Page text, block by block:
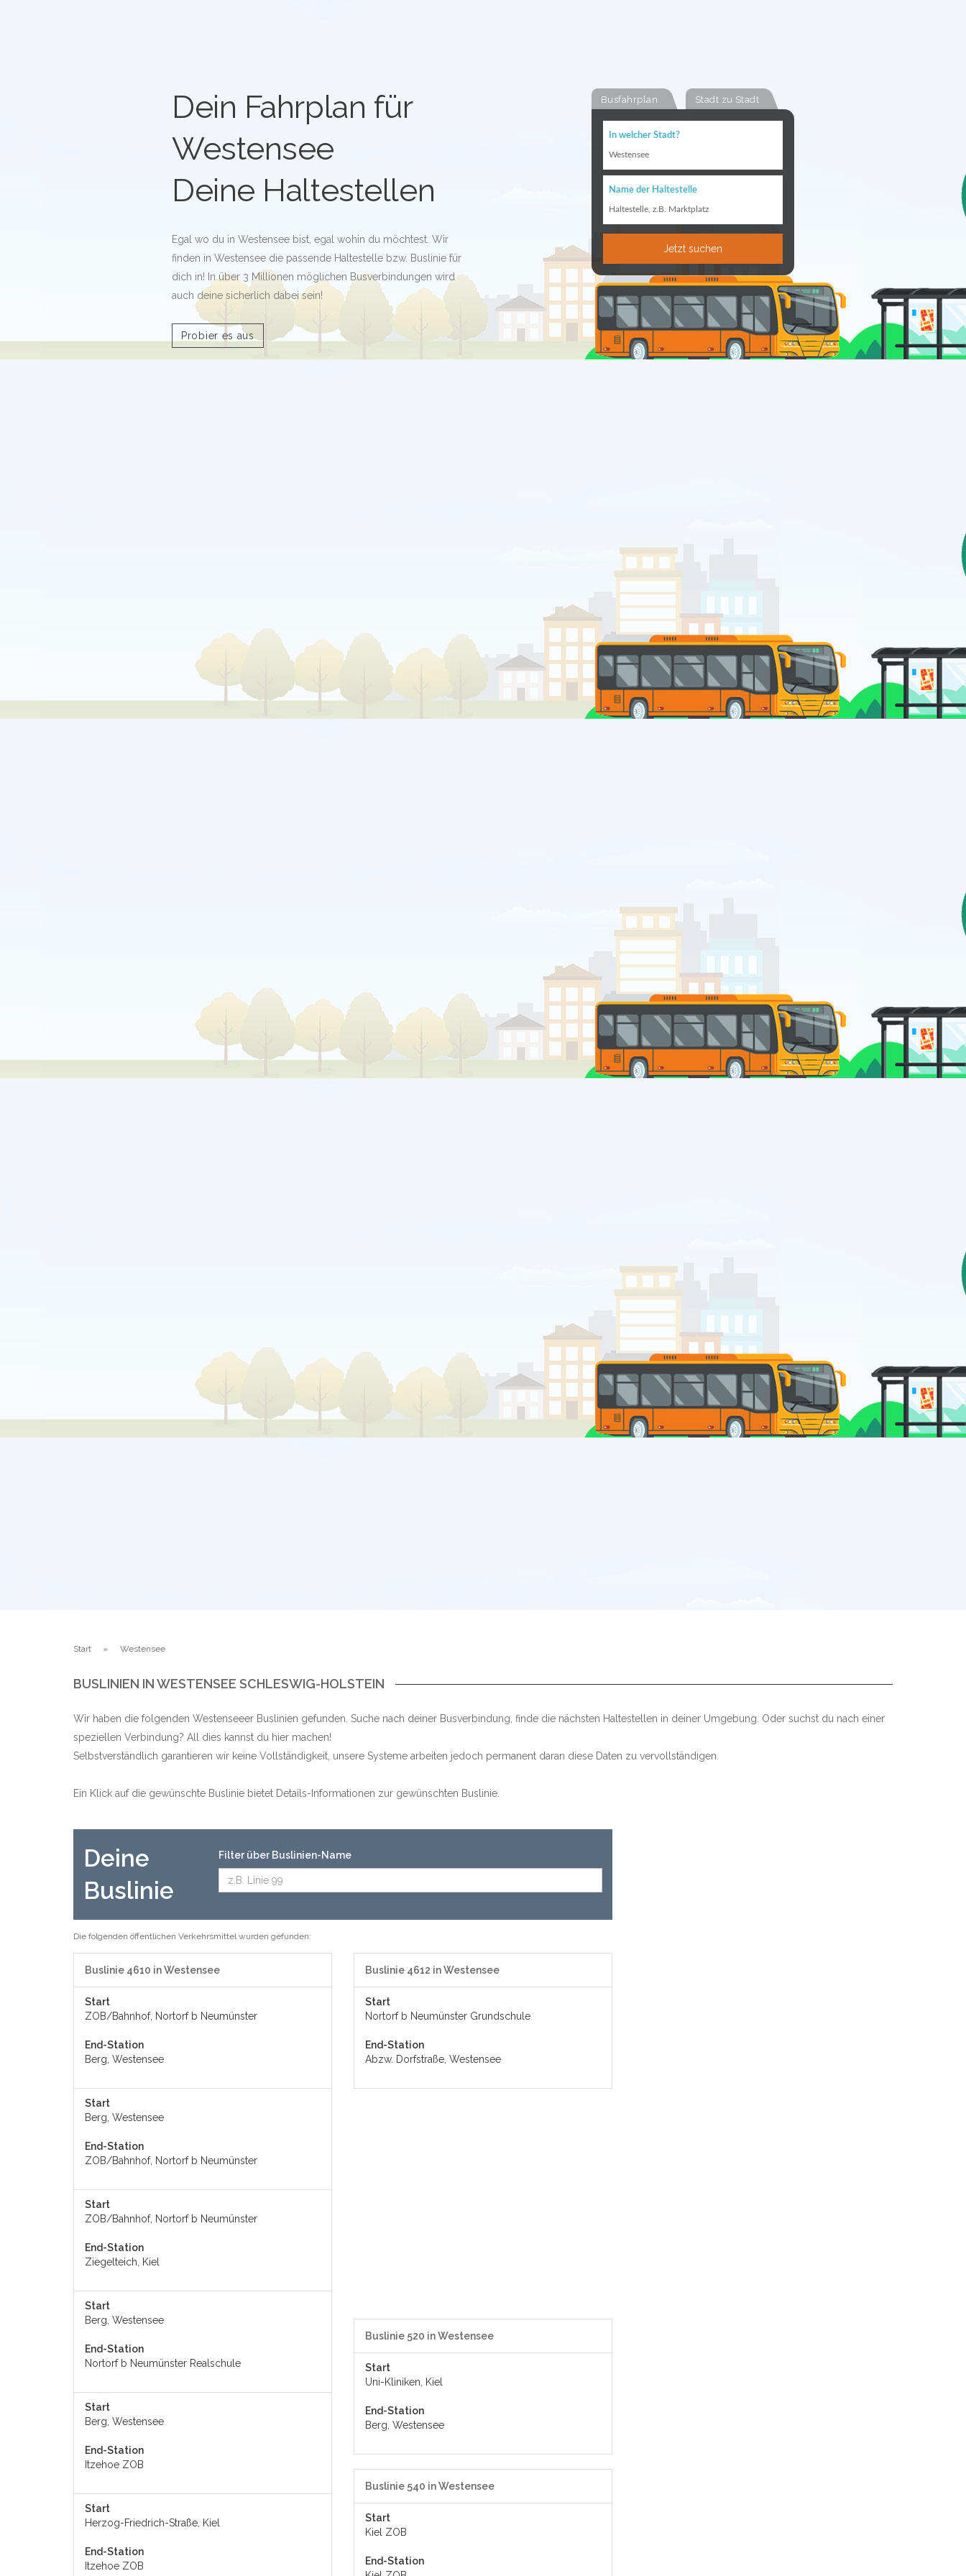
Busfahrplan Stadt zu Stadt
In welcher Stadt?
Westensee
Name der Haltestelle
Haltestelle, z.B. Marktplatz
Jetzt suchen
Dein Fahrplan für
Westensee
Deine Haltestellen
Egal wo du in Westensee bist, egal wohin du möchtest. Wir
finden in Westensee die passende Haltestelle bzw. Buslinie für
dich in! In über 3 Millionen möglichen Busverbindungen wird
auch deine sicherlich dabei sein!
Probier es aus
Start Westensee
BUSLINIEN IN WESTENSEE SCHLESWIG-HOLSTEIN
Wir haben die folgenden Westenseeer Buslinien gefunden. Suche nach deiner Busverbindung, finde die nächsten Haltestellen in deiner Umgebung. Oder suchst du nach einer
speziellen Verbindung? All dies kannst du hier machen!
Selbstverständlich garantieren wir keine Vollständigkeit, unsere Systeme arbeiten jedoch permanent daran diese Daten zu vervollständigen.
Ein Klick auf die gewünschte Buslinie bietet Details-Informationen zur gewünschten Buslinie.
Deine
Buslinie
Filter über Buslinien-Name
Die folgenden öffentlichen Verkehrsmittel wurden gefunden:
Buslinie 4610 in Westensee
Start
ZOB/Bahnhof, Nortorf b Neumünster
End-Station
Berg, Westensee
Start
Berg, Westensee
End-Station
ZOB/Bahnhof, Nortorf b Neumünster
Start
ZOB/Bahnhof, Nortorf b Neumünster
End-Station
Ziegelteich, Kiel
Start
Berg, Westensee
End-Station
Nortorf b Neumünster Realschule
Start
Berg, Westensee
End-Station
Itzehoe ZOB
Start
Herzog-Friedrich-Straße, Kiel
End-Station
Itzehoe ZOB
Buslinie 4612 in Westensee
Start
Nortorf b Neumünster Grundschule
End-Station
Abzw. Dorfstraße, Westensee
Buslinie 520 in Westensee
Start
Uni-Kliniken, Kiel
End-Station
Berg, Westensee
Buslinie 540 in Westensee
Start
Kiel ZOB
End-Station